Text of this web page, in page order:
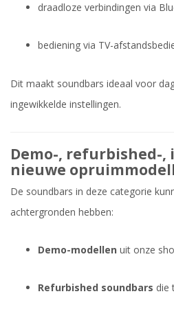
draadloze verbindingen via
bediening via TV-
Dit maakt soundbars ideaal voor
ingewikkelde instellingen.
Demo-, refurbished-,
nieuwe
De soundbars in deze categorie
achtergronden hebben:
Demo-modellen uit onze
Refurbished soundbars die